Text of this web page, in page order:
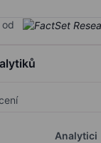
Analytici